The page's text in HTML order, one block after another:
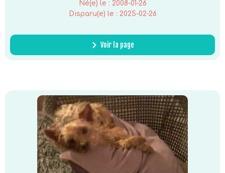
Né(e) le : 2008-01-26
Disparu(e) le : 2025-02-26
Voir la page